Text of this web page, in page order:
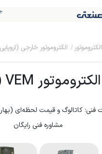
الکتروموتور الکتروموتور خارجی
الکتروموتور VEM (وم)
مشاوره فنی رایگان